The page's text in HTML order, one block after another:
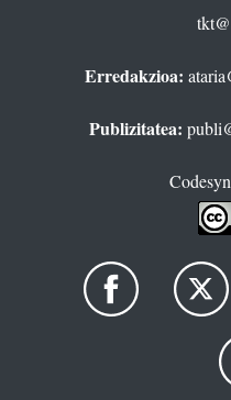
Erredakzioa:
Publizitatea: